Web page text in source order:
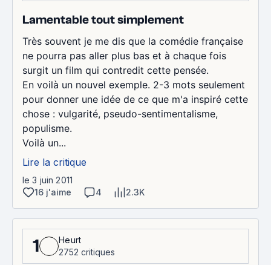
Lamentable tout simplement
Très souvent je me dis que la comédie française
ne pourra pas aller plus bas et à chaque fois
surgit un film qui contredit cette pensée.
En voilà un nouvel exemple. 2-3 mots seulement
pour donner une idée de ce que m'a inspiré cette
chose : vulgarité, pseudo-sentimentalisme,
populisme.
Voilà un...
Lire la critique
le 3 juin 2011
16 j'aime
4 2.3K
1
Heurt
2752 critiques